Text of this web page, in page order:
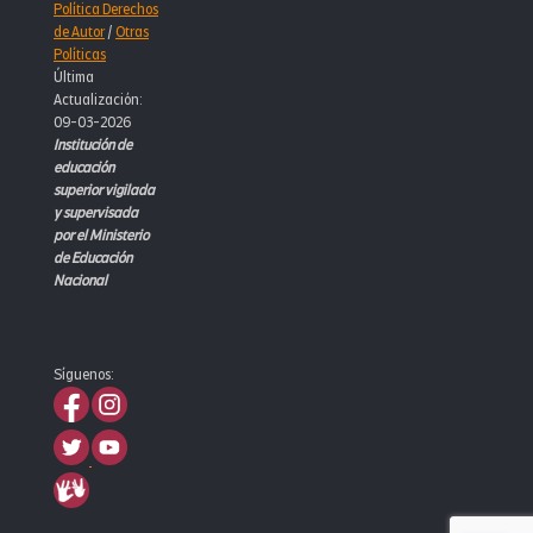
Política Derechos
de Autor/Otras
Políticas
Última
Actualización:
09-03-2026
Institución de
educación
superior vigilada
y supervisada
por el Ministerio
de Educación
Nacional
Síguenos: